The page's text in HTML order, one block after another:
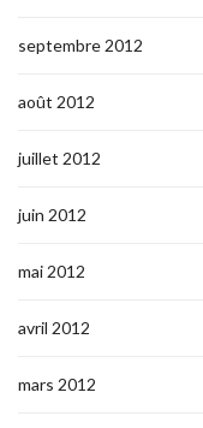
septembre 2012
août 2012
juillet 2012
juin 2012
mai 2012
avril 2012
mars 2012